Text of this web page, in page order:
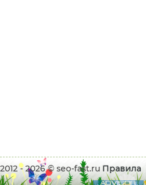
2012 - 2026 © seo-fast.ru Правила